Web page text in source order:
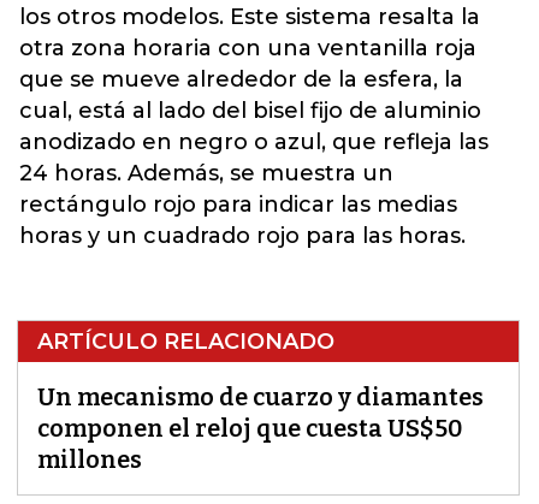
los otros modelos. Este sistema resalta la
otra zona horaria con una ventanilla roja
que se mueve alrededor de la esfera, la
cual, está al lado del bisel fijo de aluminio
anodizado en negro o azul, que refleja las
24 horas. Además, se muestra un
rectángulo rojo para indicar las medias
horas y un cuadrado rojo para las horas.
ARTÍCULO RELACIONADO
Un mecanismo de cuarzo y diamantes
componen el reloj que cuesta US$50
millones